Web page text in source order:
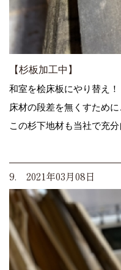
【杉板加工中】
和室を桧床板にやり替え！
床材の段差を無くすため
この杉下地材も当社で充
9. 2021年03月08日